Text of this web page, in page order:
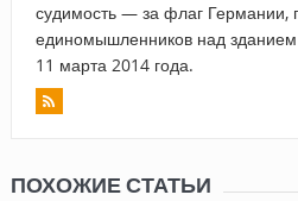
судимость — за флаг Германии,
единомышленников над
11 марта 2014 года.
ПОХОЖИЕ СТАТЬИ